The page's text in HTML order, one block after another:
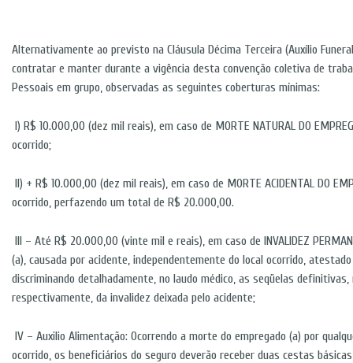
Alternativamente ao previsto na Cláusula Décima Terceira (Auxílio
contratar e manter durante a vigência desta convenção coletiva de
Pessoais em grupo, observadas as seguintes coberturas mínimas:
I) R$ 10.000,00 (dez mil reais), em caso de MORTE NATURAL DO
ocorrido;
II) + R$ 10.000,00 (dez mil reais), em caso de MORTE ACIDENTAL DO
ocorrido, perfazendo um total de R$ 20.000,00.
III – Até R$ 20.000,00 (vinte mil e reais), em caso de INVALIDEZ
(a), causada por acidente, independentemente do local ocorrido,
discriminando detalhadamente, no laudo médico, as seqüelas
respectivamente, da invalidez deixada pelo acidente;
IV – Auxilio Alimentação: Ocorrendo a morte do empregado (a) por
ocorrido, os beneficiários do seguro deverão receber duas cestas